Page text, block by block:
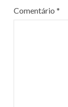
Comentário *